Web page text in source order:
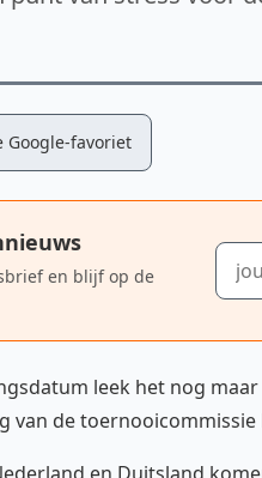
Google-favoriet
en blijf op de
E-
leek het nog
de